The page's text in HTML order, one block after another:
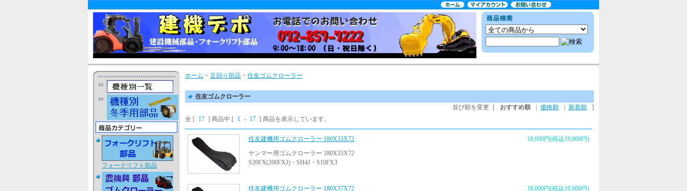
フォークリフト部品
ホーム > 足回り部品 > 住友ゴムクローラー
住友ゴムクローラー
並び順を変更
[ おすすめ順 価格順 新着順
]
全 [ 17 ] 商品中 [ 1 - 17 ] 商品を表示しています。
18,000円(税込19,800円)
住友建機用ゴムクローラー 180X33X72
ヤンマー用ゴムクローラー 180X33X72
S20FX(200FXJ)・SH4J・S10FX3
18,000円(税込19,800円)
住友建機用ゴムクローラー 180X37X72